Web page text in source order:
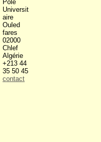
Pole
Universit
aire
Ouled
fares
02000
Chlef
Algérie
+213 44
35 50 45
contact